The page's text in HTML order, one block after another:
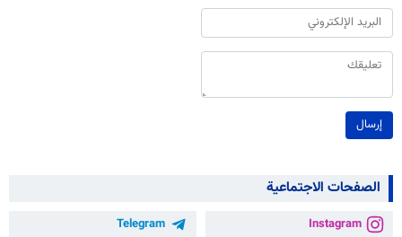
إرسال
الصفحات الاجتماعية
Instagram
Telegram